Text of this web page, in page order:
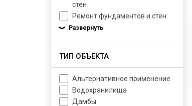
стен
Ремонт фундаментов и стен
ТИП ОБЪЕКТА
Альтернативное применение
Водохранилища
Дамбы